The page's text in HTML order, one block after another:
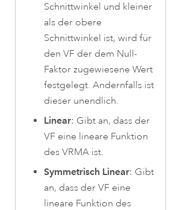
Schnittwinkel und kleiner
als der obere
Schnittwinkel ist, wird für
den VF der dem Null-
Faktor zugewiesene Wert
festgelegt. Andernfalls ist
dieser unendlich.
Linear: Gibt an, dass der
VF eine lineare Funktion
des VRMA ist.
Symmetrisch Linear: Gibt
an, dass der VF eine
lineare Funktion des